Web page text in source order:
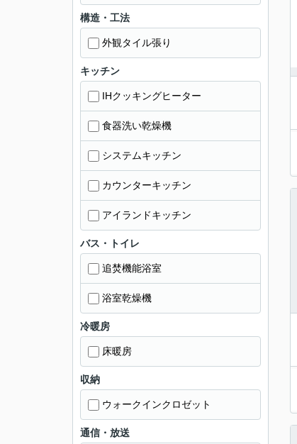
構造・工法
外観タイル張り
キッチン
IHクッキングヒーター
食器洗い乾燥機
システムキッチン
カウンターキッチン
アイランドキッチン
バス・トイレ
追焚機能浴室
浴室乾燥機
冷暖房
床暖房
収納
ウォークインクロゼット
通信・放送